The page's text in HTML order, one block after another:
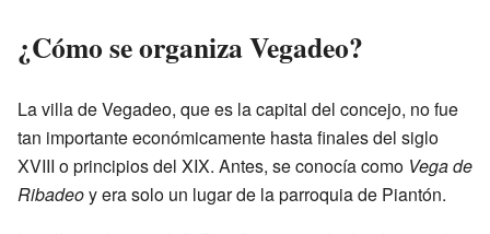
¿Cómo se organiza Vegadeo?
La villa de Vegadeo, que es la capital del concejo, no fue
tan importante económicamente hasta finales del siglo
XVIII o principios del XIX. Antes, se conocía como Vega de
Ribadeoy era solo un lugar de la parroquia de Piantón.